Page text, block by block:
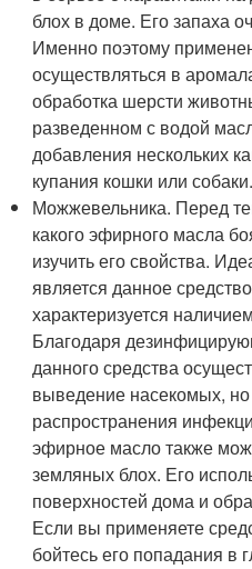
блох в доме. Его запаха
Именно поэтому
осуществляться в
обработка шерсти
разведенном с водой
добавления нескольких
купания кошки или собаки.
Можжевельника. Перед
какого эфирного масла
изучить его свойства.
является данное
характеризуется
Благодаря
данного средства
выведение насекомых,
распространения
эфирное масло также
земляных блох. Его
поверхностей дома и
Если вы применяете
бойтесь его попадания в